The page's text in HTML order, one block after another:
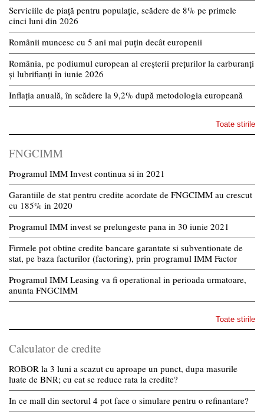
Serviciile de piață pentru populație, scădere de 8% pe primele
cinci luni din 2026
Românii muncesc cu 5 ani mai puțin decât europenii
România, pe podiumul european al creșterii prețurilor la carburanți
și lubrifianți în iunie 2026
Inflația anuală, în scădere la 9,2% după metodologia europeană
Toate stirile
FNGCIMM
Programul IMM Invest continua si in 2021
Garantiile de stat pentru credite acordate de FNGCIMM au crescut
cu 185% in 2020
Programul IMM invest se prelungeste pana in 30 iunie 2021
Firmele pot obtine credite bancare garantate si subventionate de
stat, pe baza facturilor (factoring), prin programul IMM Factor
Programul IMM Leasing va fi operational in perioada urmatoare,
anunta FNGCIMM
Toate stirile
Calculator de credite
ROBOR la 3 luni a scazut cu aproape un punct, dupa masurile
luate de BNR; cu cat se reduce rata la credite?
In ce mall din sectorul 4 pot face o simulare pentru o refinantare?